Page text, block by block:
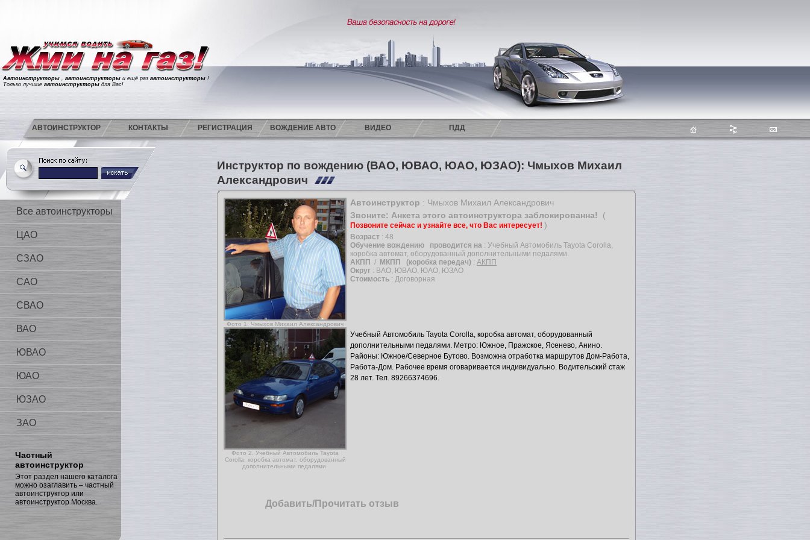
Автоинструкторы , автоинструкторы и ещё раз автоинструкторы !
Только лучшие автоинструкторы для Вас!
АВТОИНСТРУКТОР КОНТАКТЫ РЕГИСТРАЦИЯ ВОЖДЕНИЕ АВТО ВИДЕО ПДД
Все автоинструкторы
ЦАО
СЗАО
САО
СВАО
ВАО
ЮВАО
ЮАО
ЮЗАО
ЗАО
Частный
автоинструктор
Этот раздел нашего каталога
можно озаглавить – частный
автоинструктор или
автоинструктор Москва.
Инструктор по вождению (ВАО, ЮВАО, ЮАО, ЮЗАО): Чмыхов Михаил
Александрович
Фото 1. Чмыхов Михаил Александрович
Автоинструктор : Чмыхов Михаил Александрович
Звоните: Анкета этого автоинструктора заблокированна!
(
Позвоните сейчас и узнайте все, что Вас интересует! )
Возраст : 48
Обучение вождению
проводится на : Учебный Автомобиль Tayota Corolla,
коробка автомат, оборудованный дополнительными педалями.
АКПП
/ МКПП (коробка передач) : АКПП
Округ : ВАО, ЮВАО, ЮАО, ЮЗАО
Стоимость : Договорная
Фото 2. Учебный Автомобиль Tayota
Corolla, коробка автомат, оборудованный
дополнительными педалями.
Учебный Автомобиль Tayota Corolla, коробка автомат, оборудованный
дополнительными педалями. Метро: Южное, Пражское, Ясенево, Анино.
Районы: Южное/Северное Бутово. Возможна отработка маршрутов Дом-Работа,
Работа-Дом. Рабочее время оговаривается индивидуально. Водительский стаж
28 лет. Тел. 89266374696.
Добавить/Прочитать отзыв